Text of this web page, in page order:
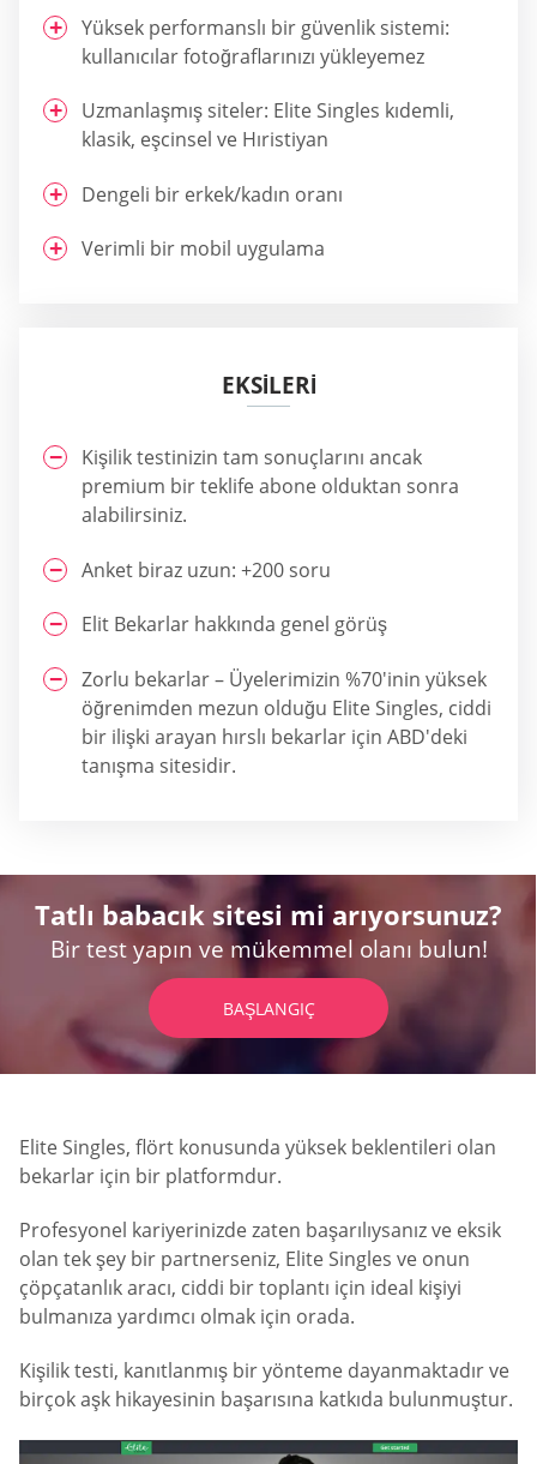
Yüksek performanslı bir güvenlik sistemi:
kullanıcılar fotoğraflarınızı yükleyemez
Uzmanlaşmış siteler: Elite Singles kıdemli,
klasik, eşcinsel ve Hıristiyan
Dengeli bir erkek/kadın oranı
Verimli bir mobil uygulama
EKSİLERİ
Kişilik testinizin tam sonuçlarını ancak
premium bir teklife abone olduktan sonra
alabilirsiniz.
Anket biraz uzun: +200 soru
Elit Bekarlar hakkında genel görüş
Zorlu bekarlar – Üyelerimizin %70'inin yüksek
öğrenimden mezun olduğu Elite Singles, ciddi
bir ilişki arayan hırslı bekarlar için ABD'deki
tanışma sitesidir.
Tatlı babacık sitesi mi arıyorsunuz?
Bir test yapın ve mükemmel olanı bulun!
BAŞLANGIÇ
Elite Singles, flört konusunda yüksek beklentileri olan
bekarlar için bir platformdur.
Profesyonel kariyerinizde zaten başarılıysanız ve eksik
olan tek şey bir partnerseniz, Elite Singles ve onun
çöpçatanlık aracı, ciddi bir toplantı için ideal kişiyi
bulmanıza yardımcı olmak için orada.
Kişilik testi, kanıtlanmış bir yönteme dayanmaktadır ve
birçok aşk hikayesinin başarısına katkıda bulunmuştur.